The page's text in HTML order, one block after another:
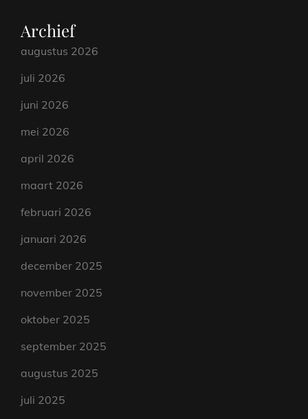
Archief
augustus 2026
juli 2026
juni 2026
mei 2026
april 2026
maart 2026
februari 2026
januari 2026
december 2025
november 2025
oktober 2025
september 2025
augustus 2025
juli 2025